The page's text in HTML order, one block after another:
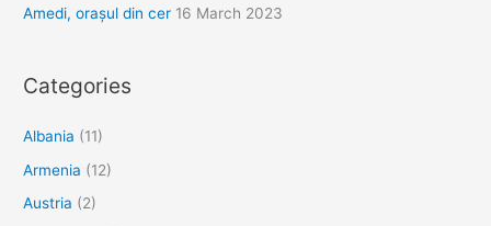
Amedi, orașul din cer 16 March 2023
Categories
Albania (11)
Armenia (12)
Austria (2)